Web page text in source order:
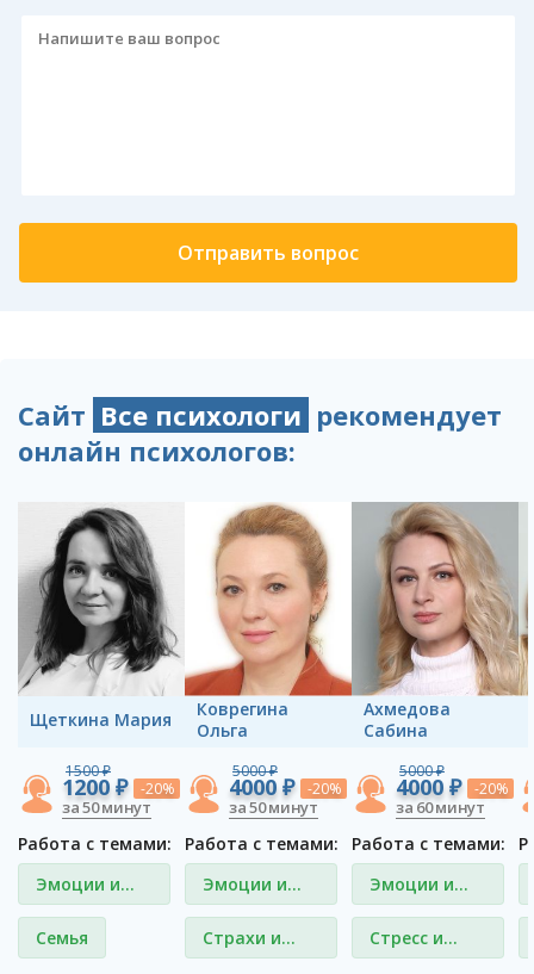
Сайт Все психологи рекомендует
онлайн психологов:
Щеткина Мария
1500 ₽
1200 ₽ -20%
за 50 минут
Работа с темами:
Эмоции и
чувства
Семья
Коврегина
Ольга
5000 ₽
4000 ₽ -20%
за 50 минут
Работа с темами:
Эмоции и
чувства
Страхи и
фобии
Ахмедова
Сабина
5000 ₽
4000 ₽ -20%
за 60 минут
Работа с темами:
Эмоции и
чувства
Стресс и
депрессия